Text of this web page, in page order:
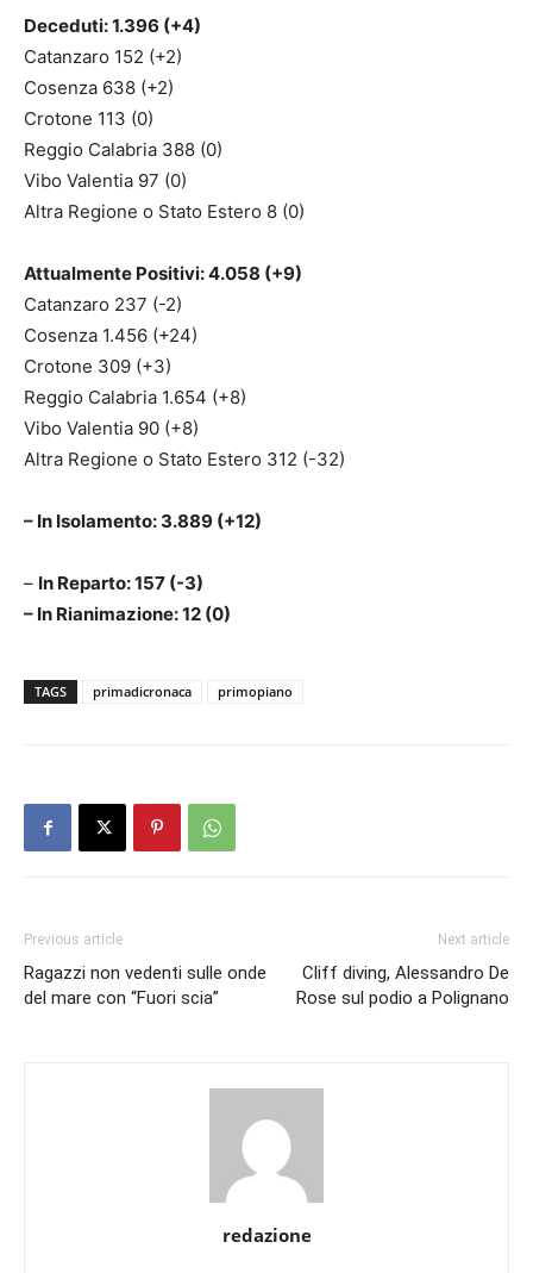
Deceduti: 1.396 (+4)
Catanzaro 152 (+2)
Cosenza 638 (+2)
Crotone 113 (0)
Reggio Calabria 388 (0)
Vibo Valentia 97 (0)
Altra Regione o Stato Estero 8 (0)
Attualmente Positivi: 4.058 (+9)
Catanzaro 237 (-2)
Cosenza 1.456 (+24)
Crotone 309 (+3)
Reggio Calabria 1.654 (+8)
Vibo Valentia 90 (+8)
Altra Regione o Stato Estero 312 (-32)
– In Isolamento: 3.889 (+12)
– In Reparto: 157 (-3)
– In Rianimazione: 12 (0)
TAGS primadicronaca primopiano
Previous article
Ragazzi non vedenti sulle onde
del mare con “Fuori scia”
Next article
Cliff diving, Alessandro De
Rose sul podio a Polignano
redazione